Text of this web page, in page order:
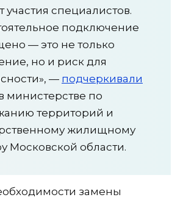
участия специалистов.
подключение
— это не только
но и риск для
— подчеркивали
министерстве по
территорий и
жилищному
Московской области.
замены